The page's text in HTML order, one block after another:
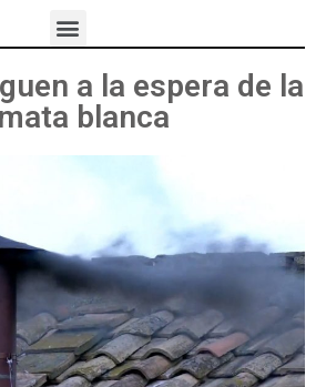
a la espera de la
blanca